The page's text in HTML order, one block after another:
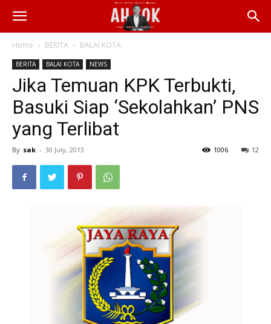
Home BERITA BALAI KOTA
BERITA BALAI KOTA NEWS
Jika Temuan KPK Terbukti,
Basuki Siap ‘Sekolahkan’ PNS
yang Terlibat
By sak - 30 July, 2013 12
1006